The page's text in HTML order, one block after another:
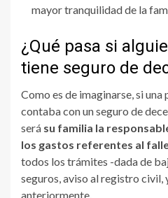
mayor tranquilidad de la
¿Qué pasa si
tiene seguro de
Como es de imaginarse, si una
contaba con un seguro de
será su familia la
los gastos referentes al
todos los trámites -dada de
seguros, aviso al registro civil,
anteriormente.